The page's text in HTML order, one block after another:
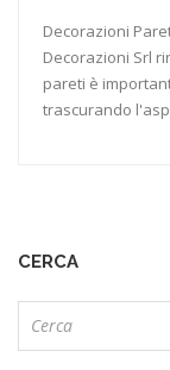
Decorazioni
Decorazioni Srl
pareti è
trascurando
CERCA